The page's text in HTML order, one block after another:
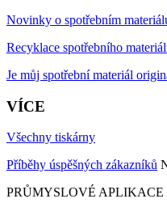
Novinky o spotřebním
Recyklace spotřebního
Je můj spotřební materiál
VÍCE
Všechny tiskárny
Příběhy úspěšných zákazníků
PRŮMYSLOVÉ APLIKACE